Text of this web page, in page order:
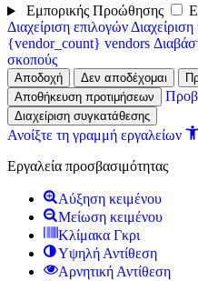
Εμπορικής Προώθησης
Διαχείριση επιλογών
{vendor_count} vendors
σκοπούς
Αποδοχή Δεν αποδέχομαι
Αποθήκευση προτιμήσεων
Διαχείριση συγκατάθεσης
Ανοίξτε τη γραμμή εργαλείων
Εργαλεία προσβασιμότητας
Αύξηση κειμένου
Μείωση κειμένου
Κλίμακα Γκρι
Υψηλή Αντίθεση
Αρνητική Αντίθεση